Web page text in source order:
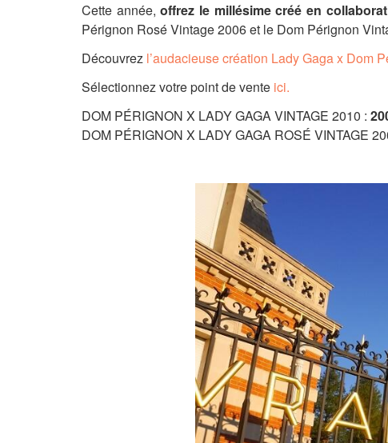
Cette année,offrez le millésime créé en
Pérignon Rosé Vintage 2006 et le Dom Pérignon
Découvrez l’audacieuse création Lady Gaga x Dom
Sélectionnez votre point de vente ici.
DOM PÉRIGNON X LADY GAGA VINTAGE 2010 :
DOM PÉRIGNON X LADY GAGA ROSÉ VINTAGE